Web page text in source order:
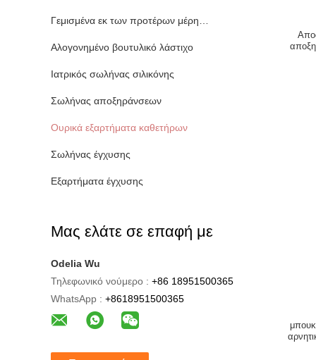
Γεμισμένα εκ των προτέρων μέρη συρίγγων
Αλογονημένο βουτυλικό λάστιχο
Ιατρικός σωλήνας σιλικόνης
Σωλήνας αποξηράνσεων
Ουρικά εξαρτήματα καθετήρων
Σωλήνας έγχυσης
Εξαρτήματα έγχυσης
Μας ελάτε σε επαφή με
Odelia Wu
Τηλεφωνικό νούμερο : +86 18951500365
WhatsApp : +8618951500365